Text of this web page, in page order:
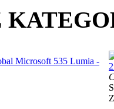
Microsoft 535 Lumia -